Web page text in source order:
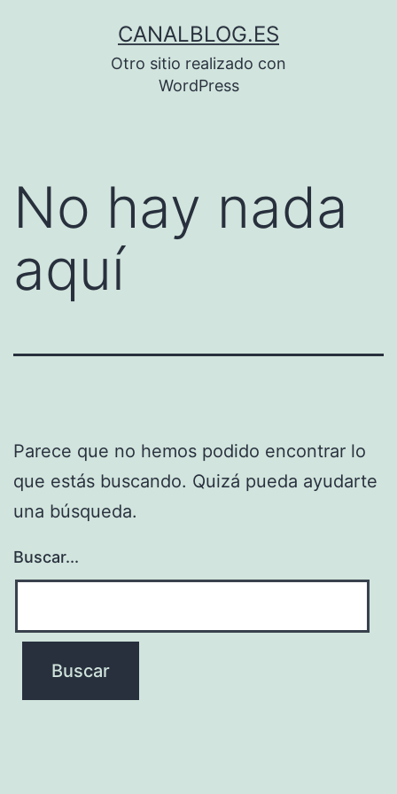
CANALBLOG.ES
Otro sitio realizado con
WordPress
No hay nada
aquí
Parece que no hemos podido encontrar lo
que estás buscando. Quizá pueda ayudarte
una búsqueda.
Buscar...